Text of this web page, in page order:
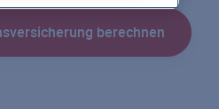
berechnen